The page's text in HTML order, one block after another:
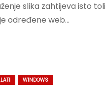
slika zahtijeva isto
određene web…
WINDOWS